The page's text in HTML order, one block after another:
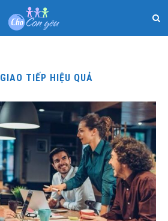
GIAO TIẾP HIỆU QUẢ